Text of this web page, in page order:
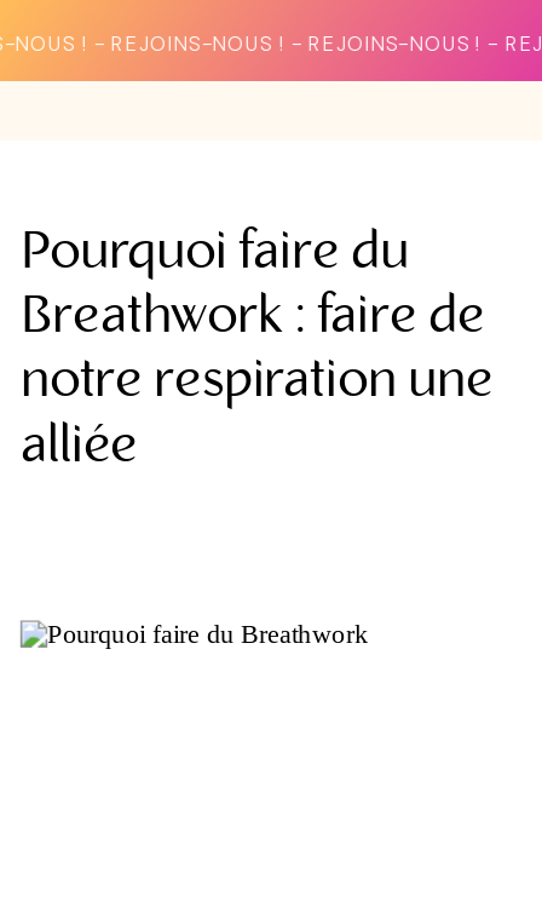
NOUS ! - REJOINS-NOUS ! - REJOINS-NOUS
Pourquoi faire du
Breathwork : faire de
notre respiration une
alliée